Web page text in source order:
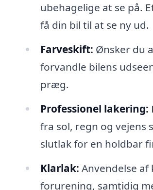
ubehagelige at se på.
få din bil til at se ny ud.
Farveskift: Ønsker du
forvandle bilens
præg.
Professionel lakering:
fra sol, regn og vejens
slutlak for en holdbar
Klarlak: Anvendelse
forurening, samtidig